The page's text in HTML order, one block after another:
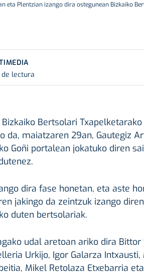
eta Plentzian izango dira ostegunean Bizkaiko
de lectura
Bertsolari
da, maiatzaren 29an, Gautegiz
Goñi portalean jokatuko diren
dira fase honetan, eta aste
jakingo da zeintzuk izango
duten bertsolariak.
udal aretoan ariko dira Bittor
Urkijo, Igor Galarza Intxausti,
Mikel Retolaza Etxebarria